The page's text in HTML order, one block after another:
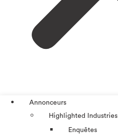
Annonceurs
Highlighted Industries
Enquêtes